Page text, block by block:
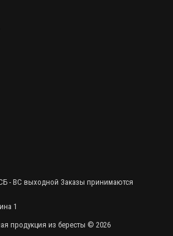
- ВС выходной Заказы принимаются
1
продукция из бересты © 2026